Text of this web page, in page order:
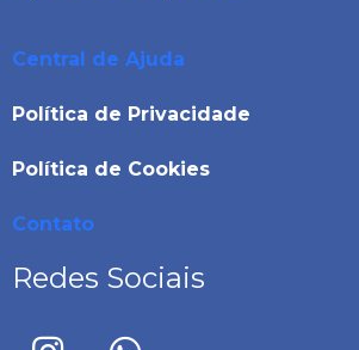
Central de Ajuda
Política de Privacidade
Política de Cookies
Contato
Redes Sociais